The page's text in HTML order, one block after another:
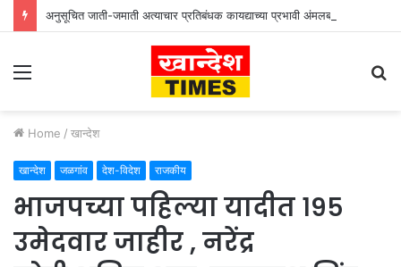
Menu
Home / खान्देश
खान्देश जळगांव देश-विदेश राजकीय
भाजपच्या पहिल्या यादीत १९५
उमेदवार जाहीर , नरेंद्र